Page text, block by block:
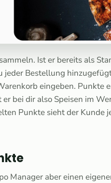
Ist er bereits als
jeder Bestellung
eingeben. Punkte
bei dir also Speisen im
Punkte sieht der Kunde
Manager aber einen